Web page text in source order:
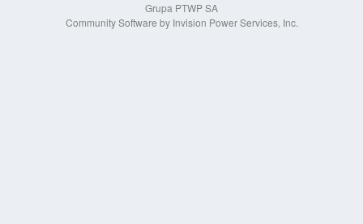
Grupa PTWP SA
Community Software by Invision Power Services, Inc.